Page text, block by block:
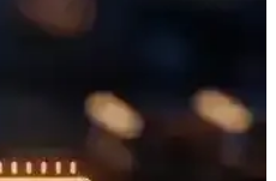
verimliliği dikkat çekiyor.
önemli gelişmeler